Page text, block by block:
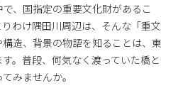
、国指定の重要文化財があるこ
わけ隅田川周辺は、そんな「重文
造、背景の物語を知ることは、東
。普段、何気なく渡っていた橋と
みませんか。